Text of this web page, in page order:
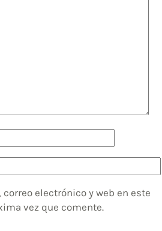
electrónico y web en este
vez que comente.